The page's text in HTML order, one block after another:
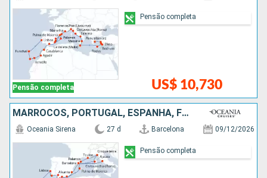
Pensão completa US$ 10,730
Pensão completa
MARROCOS, PORTUGAL, ESPANHA, FRANCIA, ITÁLIA
Oceania Sirena 27 d Barcelona 09/12/2026
Pensão completa